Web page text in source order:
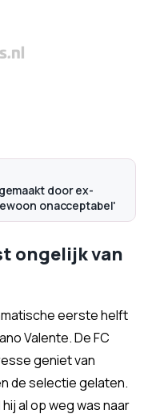
door ex-
onacceptabel'
ongelijk van
eerste helft
Valente. De FC
geniet van
de selectie gelaten.
al op weg was naar